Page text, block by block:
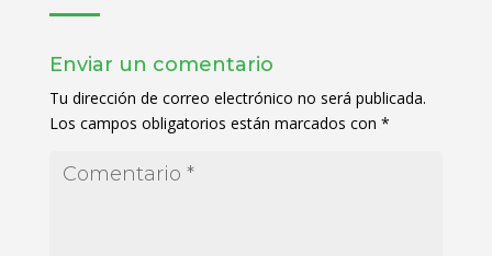
Enviar un comentario
Tu dirección de correo electrónico no será publicada.
Los campos obligatorios están marcados con *